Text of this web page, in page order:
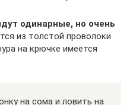
одинарные, но очень
из толстой проволоки
на крючке имеется
на сома и ловить на